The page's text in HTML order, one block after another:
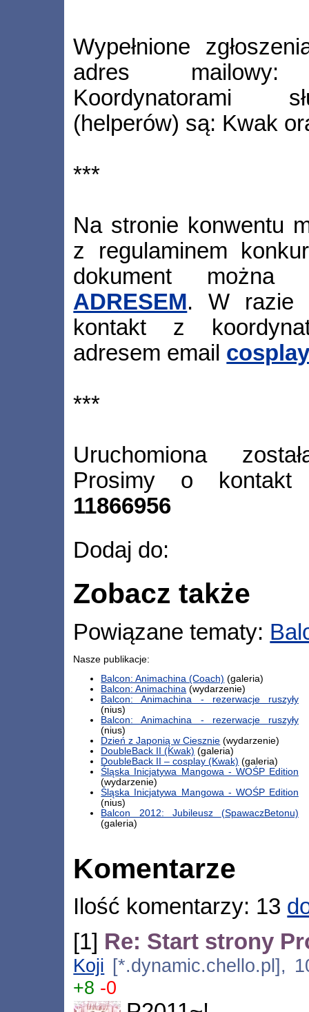
Wypełnione
adres
Koordynatorami
(helperów) są: Kwak
***
Na stronie konwentu
z regulaminem
dokument
ADRESEM. W razie
kontakt z
adresem email
***
Uruchomiona
Prosimy o
11866956
Dodaj do:
Zobacz także
Powiązane tematy:
Nasze publikacje:
Balcon: Animachina (Coach) (galeria)
Balcon: Animachina (wydarzenie)
Balcon: Animachina - rezerwacje ruszyły
(nius)
Balcon: Animachina - rezerwacje ruszyły
(nius)
Dzień z Japonią w Ciesznie (wydarzenie)
DoubleBack II (Kwak) (galeria)
DoubleBack II – cosplay (Kwak) (galeria)
Śląska Inicjatywa Mangowa - WOŚP Edition
(wydarzenie)
Śląska Inicjatywa Mangowa - WOŚP Edition
(nius)
Balcon 2012: Jubileusz (SpawaczBetonu)
(galeria)
Komentarze
Ilość komentarzy: 13
[1] Re: Start strony
Koji [*.dynamic.chello.pl],
+8 -0